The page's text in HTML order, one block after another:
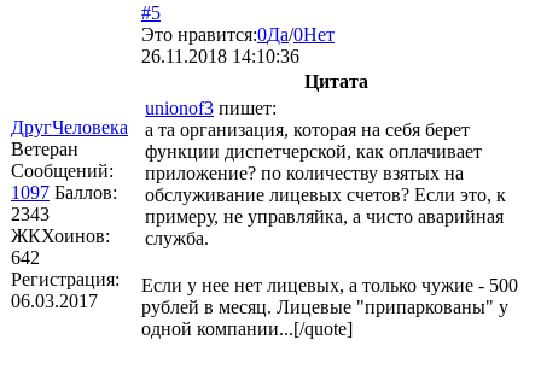
ДругЧеловека
Ветеран
Сообщений:
1097 Баллов:
2343
ЖКХоинов:
642
Регистрация:
06.03.2017
#5
Это нравится:0Да/0Нет
26.11.2018 14:10:36
Цитата
unionof3 пишет:
а та организация, которая на себя берет
функции диспетчерской, как оплачивает
приложение? по количеству взятых на
обслуживание лицевых счетов? Если это, к
примеру, не управляйка, а чисто аварийная
служба.
Если у нее нет лицевых, а только чужие - 500
рублей в месяц. Лицевые "припаркованы" у
одной компании...[/quote]